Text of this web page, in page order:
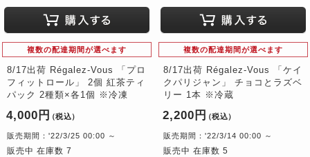
複数の配達期間が選べます
8/17出荷 Régalez-Vous 「プロ
フィットロール」 2個 紅茶ティ
パック 2種類×各1個 ※冷凍
4,000円 （税込）
販売期間：'22/3/25 00:00 ～
販売中 在庫数 7
複数の配達期間が選べます
8/17出荷 Régalez-Vous 「ケイ
クパリジャン」 チョコとラズベ
リー 1本 ※冷蔵
2,200円 （税込）
販売期間：'22/3/14 00:00 ～
販売中 在庫数 5